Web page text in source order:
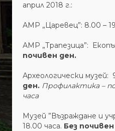
април 2018 г.:
АМР „Царевец”: 8.00 –
АМР „Трапезица”:
почивен ден.
Археологически музей:
ден. Профилактика –
часа
Музей ”Възраждане и
18.00 часа. Без